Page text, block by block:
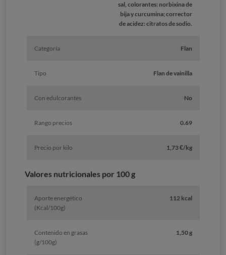
sal, colorantes: norbixina de
bija y curcumina; corrector
de acidez: citratos de sodio.
Categoría Flan
Tipo Flan de vainilla
Con edulcorantes No
Rango precios 0.69
Precio por kilo 1,73 €/kg
Valores nutricionales por 100 g
Aporte energético
(Kcal/100g)
112 kcal
Contenido en grasas
(g/100g)
1,50 g